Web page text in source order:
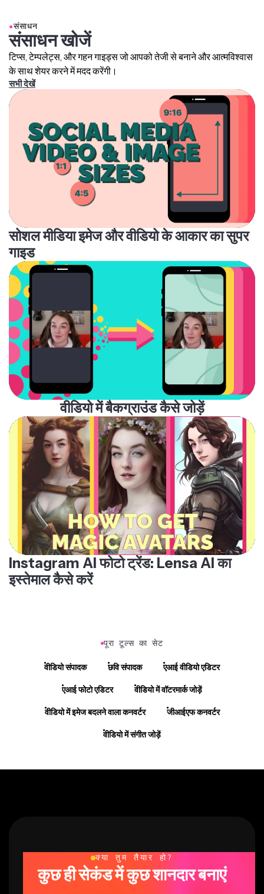
●संसाधन
संसाधन खोजें
टिप्स, टेम्पलेट्स, और गहन गाइड्स जो आपको तेजी से बनाने और आत्मविश्वास
के साथ शेयर करने में मदद करेंगी।
सभी देखें
सोशल मीडिया इमेज और वीडियो के आकार का सुपर
गाइड
वीडियो में बैकग्राउंड कैसे जोड़ें
Instagram AI फोटो ट्रेंड: Lensa AI का
इस्तेमाल कैसे करें
पूरा टूल्स का सेट
वीडियो संपादक छवि संपादक एआई वीडियो एडिटर
एआई फोटो एडिटर वीडियो में वॉटरमार्क जोड़ें
वीडियो में इमेज बदलने वाला कनवर्टर जीआईएफ कनवर्टर
वीडियो में संगीत जोड़ें
क्या तुम तैयार हो?
कुछ ही सेकंड में कुछ शानदार बनाएं